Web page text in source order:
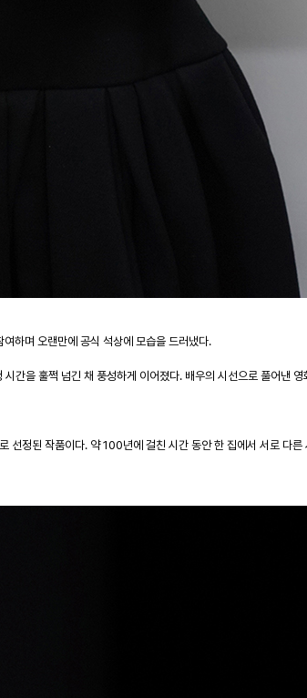
여하며 오랜만에 공식 석상에 모습을 드러냈다.
간을 훌쩍 넘긴 채 풍성하게 이어졌다. 배우의 시선으로 풀어낸
선정된 작품이다. 약100년에 걸친 시간 동안 한 집에서 서로 다